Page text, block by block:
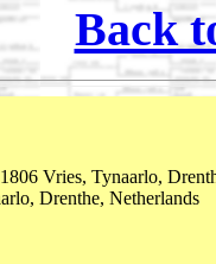
Back
Vries, Tynaarlo,
Drenthe, Netherlands